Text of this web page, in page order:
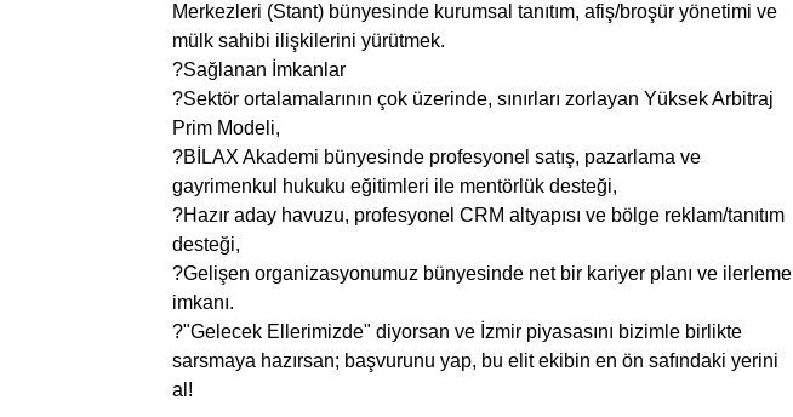
Merkezleri (Stant) bünyesinde kurumsal tanıtım, afiş/broşür yönetimi ve
mülk sahibi ilişkilerini yürütmek.
?Sağlanan İmkanlar
?Sektör ortalamalarının çok üzerinde, sınırları zorlayan Yüksek Arbitraj
Prim Modeli,
?BİLAX Akademi bünyesinde profesyonel satış, pazarlama ve
gayrimenkul hukuku eğitimleri ile mentörlük desteği,
?Hazır aday havuzu, profesyonel CRM altyapısı ve bölge reklam/tanıtım
desteği,
?Gelişen organizasyonumuz bünyesinde net bir kariyer planı ve ilerleme
imkanı.
?"Gelecek Ellerimizde" diyorsan ve İzmir piyasasını bizimle birlikte
sarsmaya hazırsan; başvurunu yap, bu elit ekibin en ön safındaki yerini
al!